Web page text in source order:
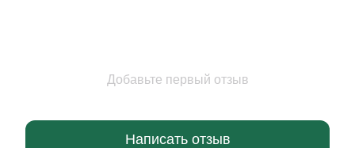
Добавьте первый отзыв
Написать отзыв